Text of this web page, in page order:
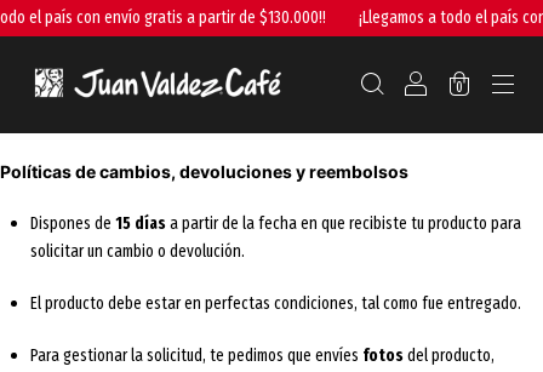
el país con envío gratis a partir de $130.000!! ¡Llegamos a todo el país
0
Políticas de cambios, devoluciones y reembolsos
Dispones de 15 díasa partir de la fecha en que recibiste tu producto para
solicitar un cambio o devolución.
El producto debe estar en perfectas condiciones, tal como fue entregado.
Para gestionar la solicitud, te pedimos que envíes fotosdel producto,